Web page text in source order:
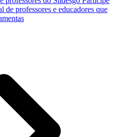
de professores e educadores que